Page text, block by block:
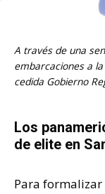
A través de una
embarcaciones a
cedida Gobierno
Los
de elite en
Para formalizar